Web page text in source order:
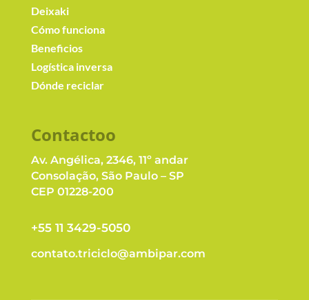
Deixaki
Cómo funciona
Beneficios
Logística inversa
Dónde reciclar
Contactoo
Av. Angélica, 2346, 11º andar
Consolação, São Paulo – SP
CEP 01228-200
+55 11 3429-5050
contato.triciclo@ambipar.com